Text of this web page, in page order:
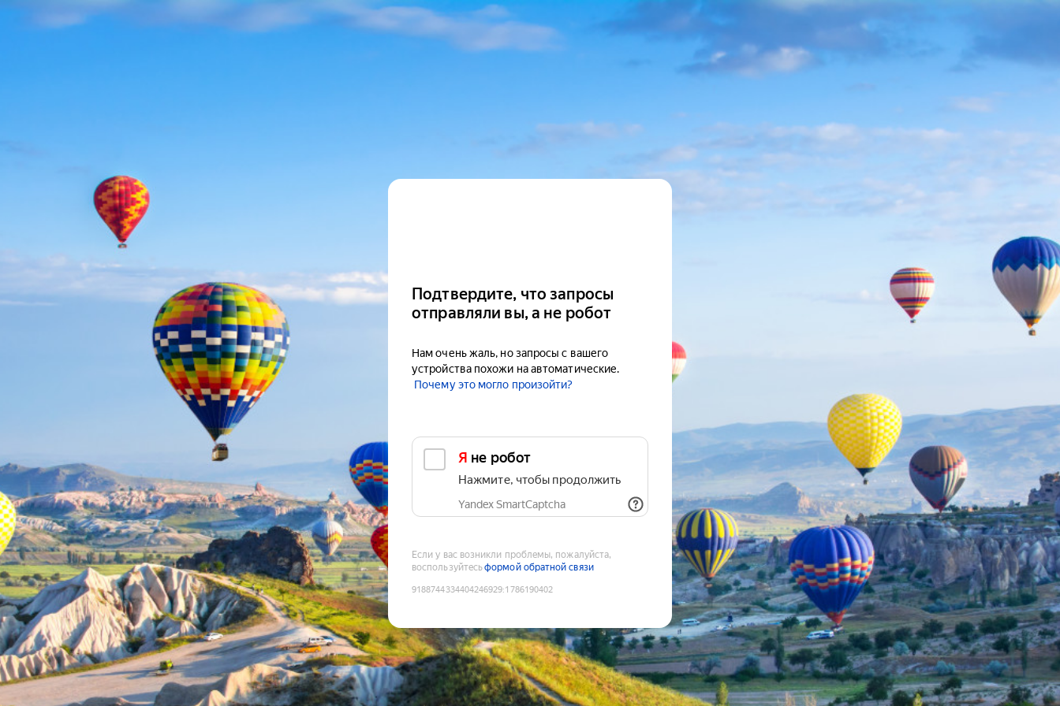
Подтвердите, что запросы
отправляли вы, а не робот
Нам очень жаль, но запросы с вашего
устройства похожи на автоматические.
Почему это могло произойти?
Я не робот
Нажмите, чтобы продолжить
Yandex SmartCaptcha
Если у вас возникли проблемы, пожалуйста,
воспользуйтесьформой обратной связи
9188744334404246929:1786190402